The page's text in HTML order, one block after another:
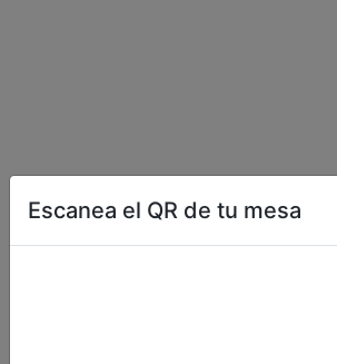
Escanea el QR de tu mesa